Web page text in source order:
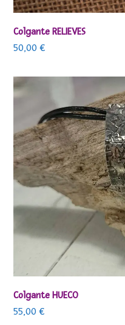
Colgante RELIEVES
50,00€
Colgante HUECO
55,00€